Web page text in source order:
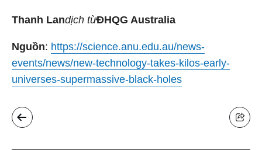
Thanh Landịch từĐHQG Australia
Nguồn: https://science.anu.edu.au/news-
events/news/new-technology-takes-kilos-early-
universes-supermassive-black-holes